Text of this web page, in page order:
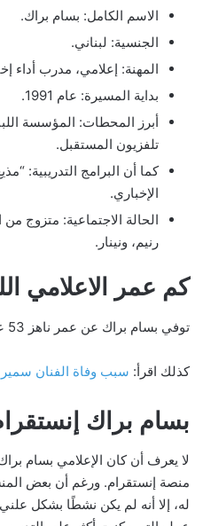
الاسم الكامل: بسام براك.
الجنسية: لبناني.
المهنة: إعلامي، مدرب أداء
بداية المسيرة: عام 1991.
أبرز المحطات: المؤسسة
تلفزيون المستقبل.
كما أن البرامج التدريبية:
الإخباري.
الحالة الاجتماعية: متزوج من
رنيم، ونينار.
كم عمر الاعلامي
توفي بسام براك عن عمر ناهز 53 عامًا، حيث ولد عام 1972 تقريبًا.
كذلك اقرأ: سبب وفاة الفنان سمير
بسام براك
لا يعرف أن كان الإعلامي بسام
منصة إنستقرام. ورغم أن بعض
له، إلا أنه لم يكن نشطًا بشكل